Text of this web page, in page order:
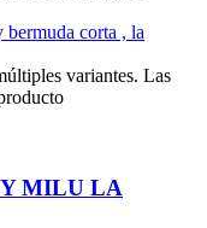
variantes. Las
MILU LA